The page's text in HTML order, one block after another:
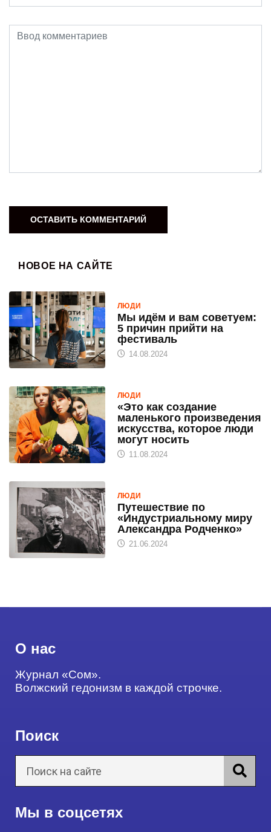
НОВОЕ НА САЙТЕ
ЛЮДИ
Мы идём и вам советуем:
5 причин прийти на
фестиваль
14.08.2024
ЛЮДИ
«Это как создание
маленького произведения
искусства, которое люди
могут носить
11.08.2024
ЛЮДИ
Путешествие по
«Индустриальному миру
Александра Родченко»
21.06.2024
О нас
Журнал «Сом».
Волжский гедонизм в каждой строчке.
Поиск
Мы в соцсетях